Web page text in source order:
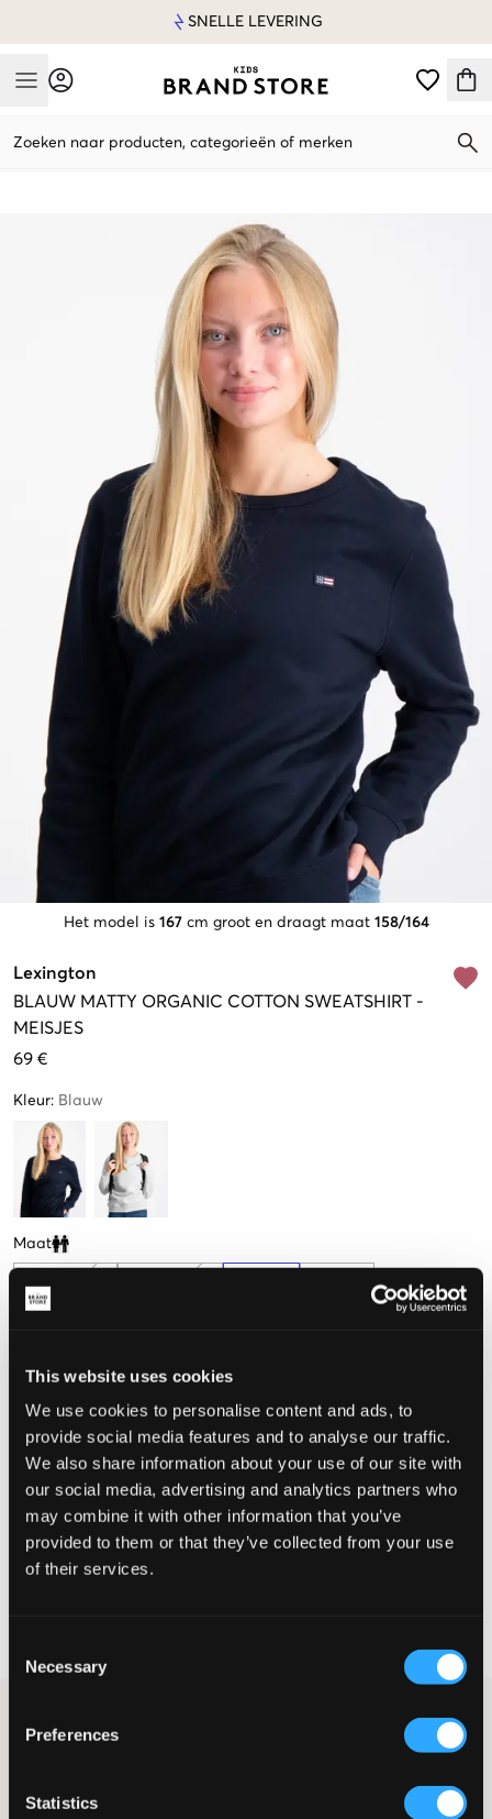
This website uses cookies
We use cookies to personalise content and ads, to
provide social media features and to analyse our traffic.
We also share information about your use of our site with
our social media, advertising and analytics partners who
may combine it with other information that you’ve
provided to them or that they’ve collected from your use
of their services.
Selection
Necessary
Preferences
Statistics
SNELLE LEVERING
Mobile Menu
Zoeken naar producten, categorieën of merken
Het model is 167 cm groot en draagt maat 158/164
Lexington
BLAUW MATTY ORGANIC COTTON SWEATSHIRT -
MEISJES
69 €
Kleur: Blauw
Maat
Clone modal
146-152 cm
Te klein Perfect Te groot
MAATTABEL
KIES EEN MAAT
Donkerblauwe sweatshirt van Lexington. De trui heeft een ronde
hals en een normale pasvorm. Het logo van het merk staat op
Sweatshirt